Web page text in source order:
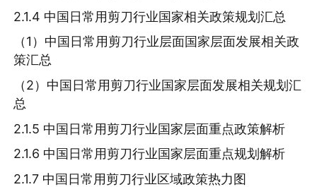
2.1.4 中国日常用剪刀行业国家相关政策规划汇总
（1）中国日常用剪刀行业层面国家层面发展相关政
策汇总
（2）中国日常用剪刀行业国家层面发展相关规划汇
总
2.1.5 中国日常用剪刀行业国家层面重点政策解析
2.1.6 中国日常用剪刀行业国家层面重点规划解析
2.1.7 中国日常用剪刀行业区域政策热力图